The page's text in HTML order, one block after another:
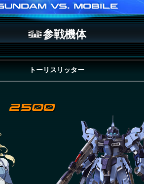
参戦機体
トーリスリッター